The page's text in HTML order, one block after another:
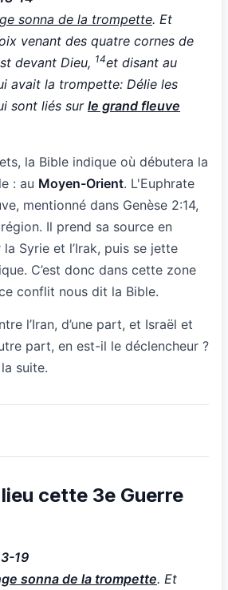
sonna de la trompette. Et
venant des quatre cornes de
devant Dieu, 14et disant au
avait la trompette: Délie les
sont liés sur le grand fleuve
la Bible indique où débutera la
: au Moyen-Orient. L'Euphrate
mentionné dans Genèse 2:14,
Il prend sa source en
Syrie et l’Irak, puis se jette
C’est donc dans cette zone
conflit nous dit la Bible.
l’Iran, d’une part, et Israël et
part, en est-il le déclencheur ?
suite.
cette 3e Guerre
19
sonna de la trompette. Et